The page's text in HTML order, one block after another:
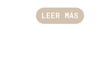
LEER MÁS